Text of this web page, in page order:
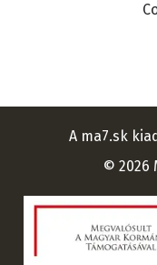
A ma7.sk
© 2026